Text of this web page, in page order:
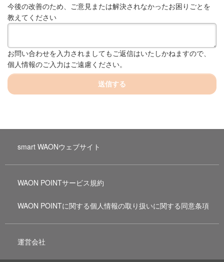
今後の改善のため、ご意見または解決されなかったお困りごとを
教えてください
お問い合わせを入力されましてもご返信はいたしかねますので、
個人情報のご入力はご遠慮ください。
送信する
smart WAONウェブサイト
WAON POINTサービス規約
WAON POINTに関する個人情報の取り扱いに関する同意条項
運営会社